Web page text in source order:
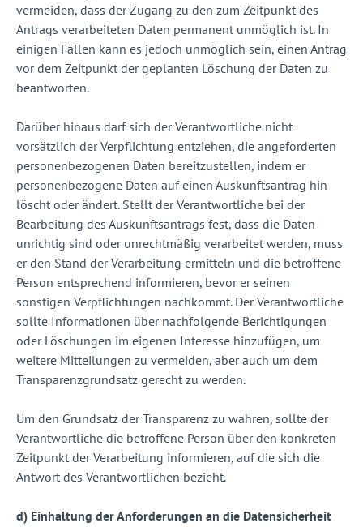
vermeiden, dass der Zugang zu den zum Zeitpunkt des
Antrags verarbeiteten Daten permanent unmöglich ist. In
einigen Fällen kann es jedoch unmöglich sein, einen Antrag
vor dem Zeitpunkt der geplanten Löschung der Daten zu
beantworten.
Darüber hinaus darf sich der Verantwortliche nicht
vorsätzlich der Verpflichtung entziehen, die angeforderten
personenbezogenen Daten bereitzustellen, indem er
personenbezogene Daten auf einen Auskunftsantrag hin
löscht oder ändert. Stellt der Verantwortliche bei der
Bearbeitung des Auskunftsantrags fest, dass die Daten
unrichtig sind oder unrechtmäßig verarbeitet werden, muss
er den Stand der Verarbeitung ermitteln und die betroffene
Person entsprechend informieren, bevor er seinen
sonstigen Verpflichtungen nachkommt. Der Verantwortliche
sollte Informationen über nachfolgende Berichtigungen
oder Löschungen im eigenen Interesse hinzufügen, um
weitere Mitteilungen zu vermeiden, aber auch um dem
Transparenzgrundsatz gerecht zu werden.
Um den Grundsatz der Transparenz zu wahren, sollte der
Verantwortliche die betroffene Person über den konkreten
Zeitpunkt der Verarbeitung informieren, auf die sich die
Antwort des Verantwortlichen bezieht.
d) Einhaltung der Anforderungen an die Datensicherheit